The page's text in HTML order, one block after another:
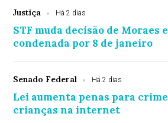
Justiça Há 2 dias
STF muda decisão de Moraes
condenada por 8 de janeiro
Senado Federal Há 2 dias
Lei aumenta penas para
crianças na internet